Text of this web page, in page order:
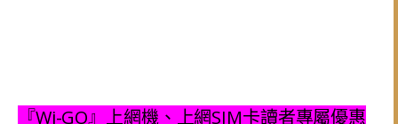
『Wi-GO』上網機、上網SIM卡讀者專屬優惠